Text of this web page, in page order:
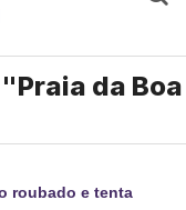
da Boa
roubado e tenta